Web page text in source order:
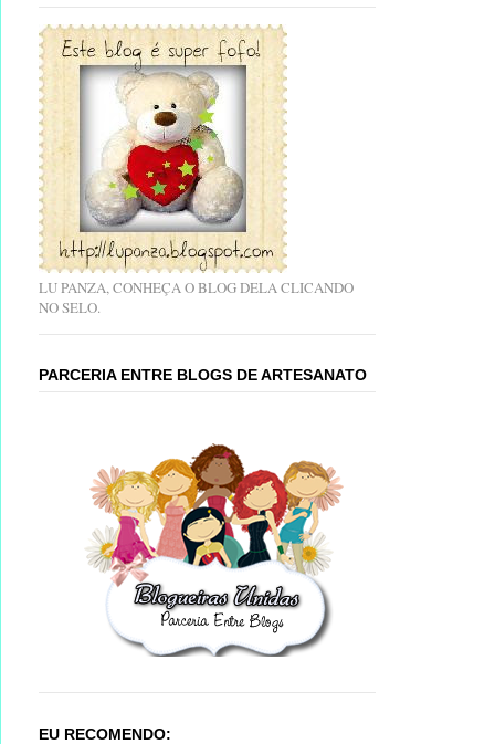
LU PANZA, CONHEÇA O BLOG DELA CLICANDO
NO SELO.
PARCERIA ENTRE BLOGS DE ARTESANATO
EU RECOMENDO: